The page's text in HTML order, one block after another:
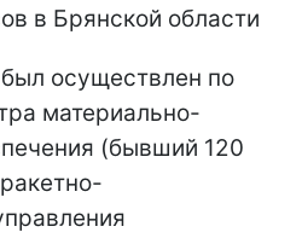
в Брянской области
осуществлен по
материально-
(бывший 120